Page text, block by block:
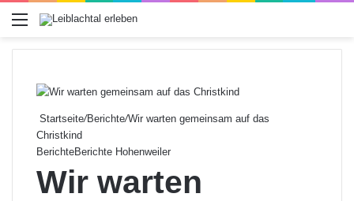
Menü
Startseite/Berichte/Wir warten gemeinsam auf das
Christkind
BerichteBerichte Hohenweiler
Wir warten